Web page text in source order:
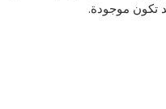
تكون موجودة.